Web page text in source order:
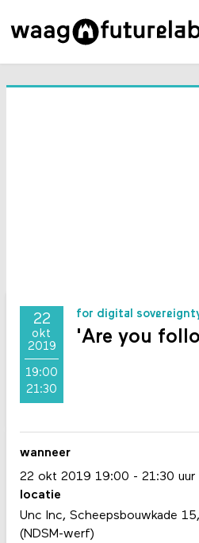
22
okt
2019
19:00
21:30
for digital
'Are you
wanneer
22 okt 2019 19:00 21:30 uur
locatie
Unc Inc, Scheepsbouwkade
(NDSM-werf)